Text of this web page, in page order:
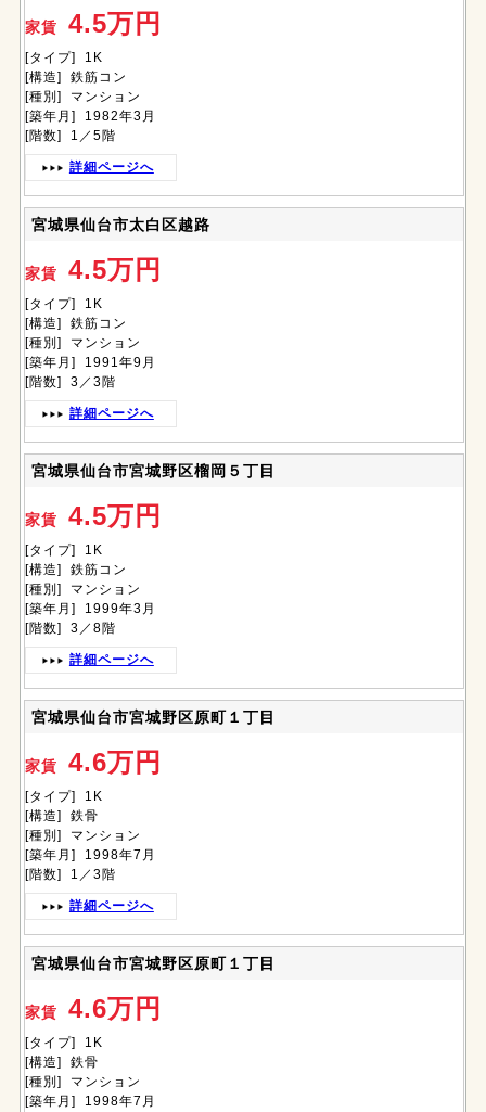
家賃 4.5万円
[タイプ] 1K
[構造] 鉄筋コン
[種別] マンション
[築年月] 1982年3月
[階数] 1／5階
詳細ページへ
宮城県仙台市太白区越路
家賃 4.5万円
[タイプ] 1K
[構造] 鉄筋コン
[種別] マンション
[築年月] 1991年9月
[階数] 3／3階
詳細ページへ
宮城県仙台市宮城野区榴岡５丁目
家賃 4.5万円
[タイプ] 1K
[構造] 鉄筋コン
[種別] マンション
[築年月] 1999年3月
[階数] 3／8階
詳細ページへ
宮城県仙台市宮城野区原町１丁目
家賃 4.6万円
[タイプ] 1K
[構造] 鉄骨
[種別] マンション
[築年月] 1998年7月
[階数] 1／3階
詳細ページへ
宮城県仙台市宮城野区原町１丁目
家賃 4.6万円
[タイプ] 1K
[構造] 鉄骨
[種別] マンション
[築年月] 1998年7月